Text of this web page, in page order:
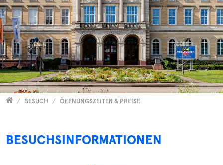
Versammelt
BESUCH ÖFFNUNGSZEITEN & PREISE
BESUCHSINFORMATIONEN